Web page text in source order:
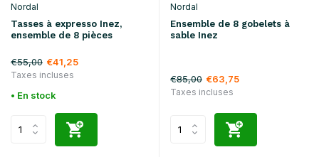
Nordal
Tasses à expresso Inez,
ensemble de 8 pièces
€55,00 €41,25
Taxes incluses
• En stock
Nordal
Ensemble de 8 gobelets à
sable Inez
€85,00 €63,75
Taxes incluses